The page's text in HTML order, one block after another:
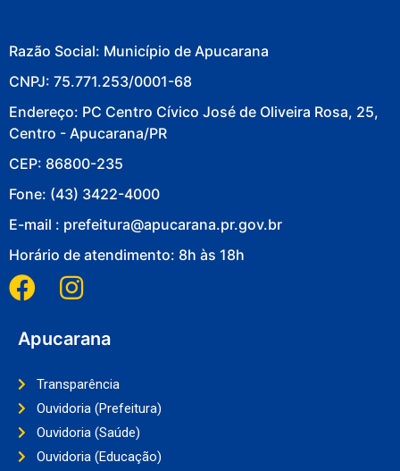
Razão Social: Município de Apucarana
CNPJ: 75.771.253/0001-68
Endereço: PC Centro Cívico José de Oliveira Rosa, 25,
Centro - Apucarana/PR
CEP: 86800-235
Fone: (43) 3422-4000
E-mail : prefeitura@apucarana.pr.gov.br
Horário de atendimento: 8h às 18h
Apucarana
Transparência
Ouvidoria (Prefeitura)
Ouvidoria (Saúde)
Ouvidoria (Educação)